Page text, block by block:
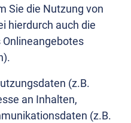
Sie die Nutzung von
hierdurch auch die
(z.B.
an Inhalten,
(z.B.